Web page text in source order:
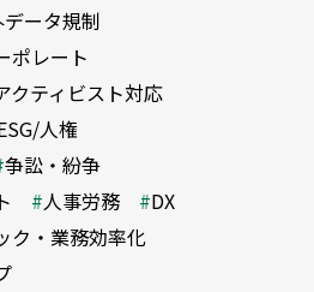
ータ規制
ポレート
クティビスト対応
人権
争訟・紛争
人事労務
DX
ク・業務効率化